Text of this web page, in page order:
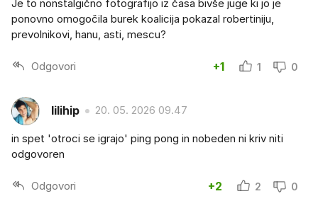
Je to nonstalgično fotografijo iz časa bivše juge ki jo je
ponovno omogočila burek koalicija pokazal robertiniju,
prevolnikovi, hanu, asti, mescu?
Odgovori +1 1 0
lilihip 20. 05. 2026 09.47
in spet 'otroci se igrajo' ping pong in nobeden ni kriv niti
odgovoren
Odgovori +2 2 0